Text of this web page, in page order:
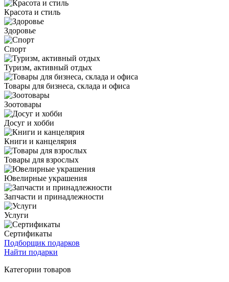
Красота и стиль
Здоровье
Спорт
Туризм, активный отдых
Товары для бизнеса, склада и офиса
Зоотовары
Досуг и хобби
Книги и канцелярия
Товары для взрослых
Ювелирные украшения
Запчасти и принадлежности
Услуги
Сертификаты
Подборщик подарков
Найти подарки
Категории товаров